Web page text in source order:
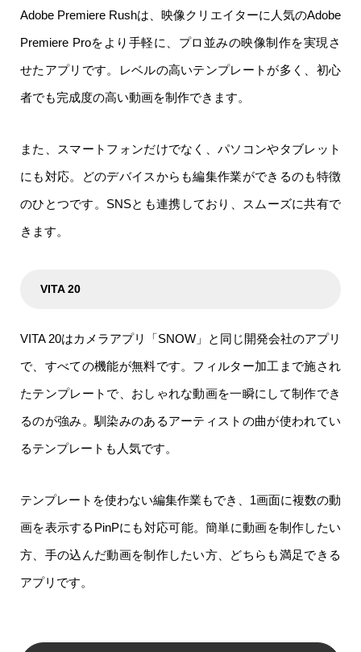
Adobe Premiere Rushは、映像クリエイターに人気のAdobe
Premiere Proをより手軽に、プロ並みの映像制作を実現さ
せたアプリです。レベルの高いテンプレートが多く、初心
者でも完成度の高い動画を制作できます。
また、スマートフォンだけでなく、パソコンやタブレット
にも対応。どのデバイスからも編集作業ができるのも特徴
のひとつです。SNSとも連携しており、スムーズに共有で
きます。
VITA 20
VITA 20はカメラアプリ「SNOW」と同じ開発会社のアプリ
で、すべての機能が無料です。フィルター加工まで施され
たテンプレートで、おしゃれな動画を一瞬にして制作でき
るのが強み。馴染みのあるアーティストの曲が使われてい
るテンプレートも人気です。
テンプレートを使わない編集作業もでき、1画面に複数の動
画を表示するPinPにも対応可能。簡単に動画を制作したい
方、手の込んだ動画を制作したい方、どちらも満足できる
アプリです。